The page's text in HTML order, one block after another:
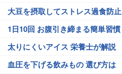
大豆を摂取してストレス過食防止
1日10回 お腹引き締まる簡単習慣
太りにくいアイス 栄養士が解説
血圧を下げる飲みもの 選び方は